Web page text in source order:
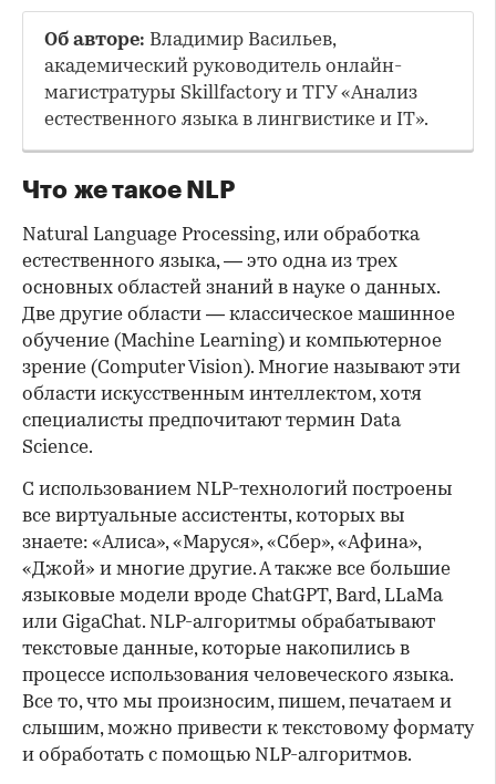
Об авторе: Владимир Васильев,
академический руководитель онлайн-
магистратуры Skillfactory и ТГУ «Анализ
естественного языка в лингвистике и IT».
Что же такое NLP
Natural Language Processing, или обработка
естественного языка, — это одна из трех
основных областей знаний в науке о данных.
Две другие области — классическое машинное
обучение (Machine Learning) и компьютерное
зрение (Computer Vision). Многие называют эти
области искусственным интеллектом, хотя
специалисты предпочитают термин Data
Science.
С использованием NLP-технологий построены
все виртуальные ассистенты, которых вы
знаете: «Алиса», «Маруся», «Сбер», «Афина»,
«Джой» и многие другие. А также все большие
языковые модели вроде ChatGPT, Bard, LLaMa
или GigaChat. NLP-алгоритмы обрабатывают
текстовые данные, которые накопились в
процессе использования человеческого языка.
Все то, что мы произносим, пишем, печатаем и
слышим, можно привести к текстовому формату
и обработать с помощью NLP-алгоритмов.